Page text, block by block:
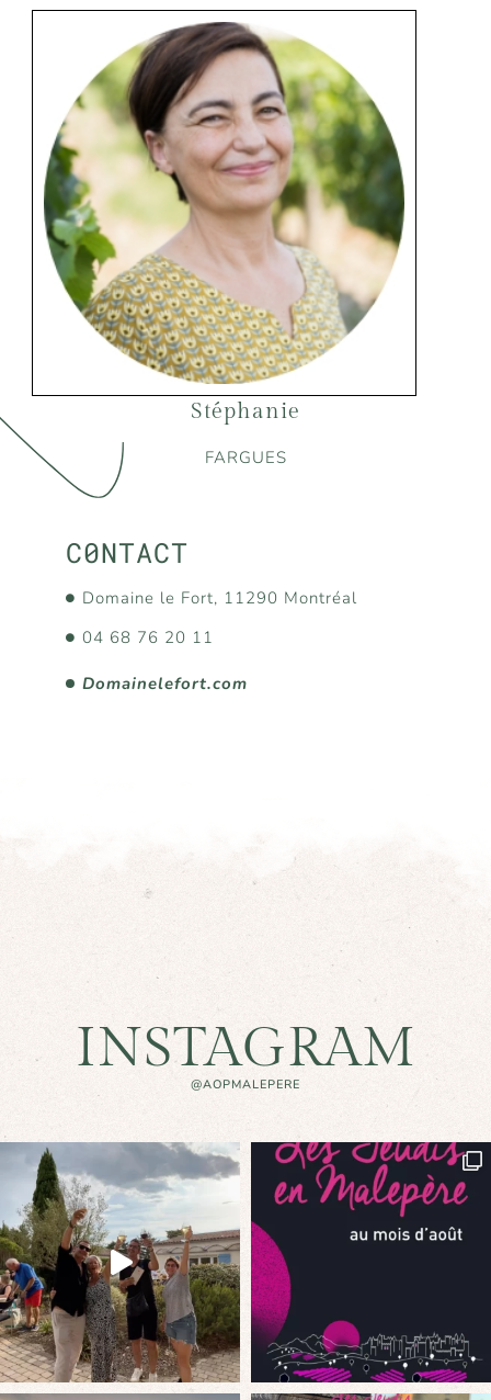
Stéphanie
FARGUES
C0NTACT
Domaine le Fort, 11290 Montréal
04 68 76 20 11
Domainelefort.com
INSTAGRAM
@AOPMALEPERE